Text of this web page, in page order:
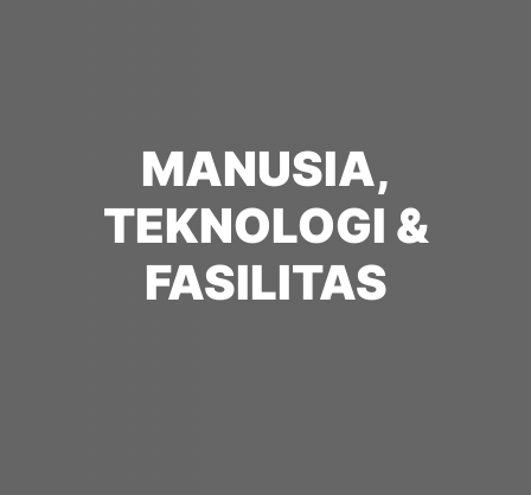
MANUSIA,
TEKNOLOGI &
FASILITAS